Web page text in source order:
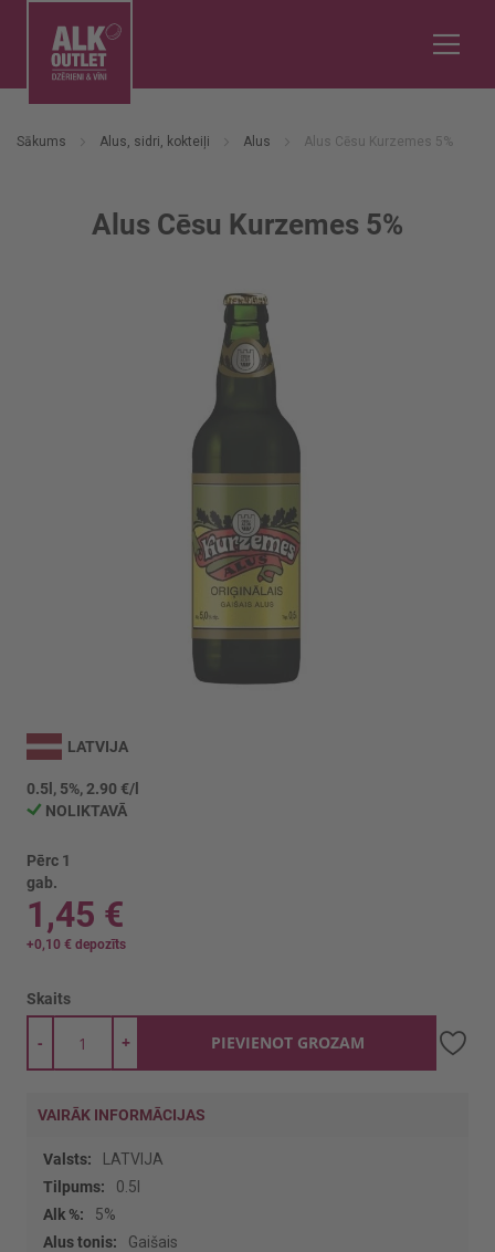
Sākums Alus, sidri, kokteiļi Alus Alus Cēsu Kurzemes 5%
Alus Cēsu Kurzemes 5%
uz
galerijas
sākumu
LATVIJA
0.5l, 5%, 2.90 €/l
NOLIKTAVĀ
Pērc 1
gab.
1,45 €
+0,10 € depozīts
Skaits
+
- PIEVIENOT GROZAM
VAIRĀK INFORMĀCIJAS
Vairāk
informācijas
LATVIJA
0.5l
5%
Gaišais